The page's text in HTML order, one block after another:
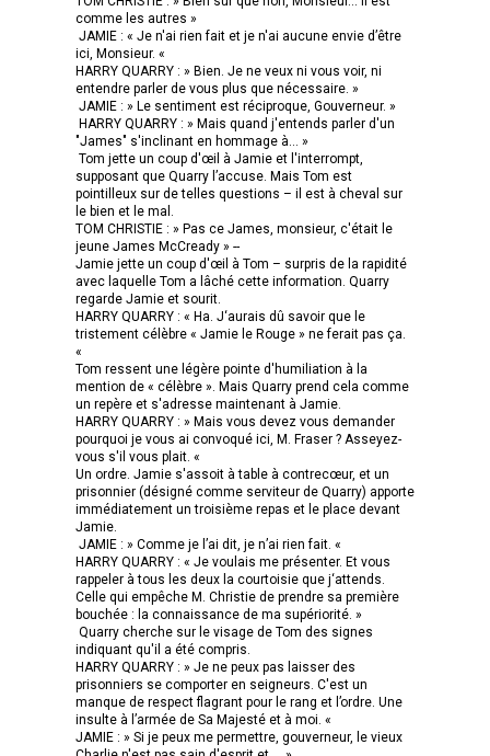
comme les autres »
JAMIE : « Je n'ai rien fait et je n'ai aucune envie d’être
ici, Monsieur. «
HARRY QUARRY : » Bien. Je ne veux ni vous voir, ni
entendre parler de vous plus que nécessaire. »
JAMIE : » Le sentiment est réciproque, Gouverneur. »
HARRY QUARRY : » Mais quand j'entends parler d'un
"James" s'inclinant en hommage à… »
Tom jette un coup d'œil à Jamie et l'interrompt,
supposant que Quarry l’accuse. Mais Tom est
pointilleux sur de telles questions – il est à cheval sur
le bien et le mal.
TOM CHRISTIE : » Pas ce James, monsieur, c'était le
jeune James McCready » --
Jamie jette un coup d'œil à Tom – surpris de la rapidité
avec laquelle Tom a lâché cette information. Quarry
regarde Jamie et sourit.
HARRY QUARRY : « Ha. J‘aurais dû savoir que le
tristement célèbre « Jamie le Rouge » ne ferait pas ça.
«
Tom ressent une légère pointe d'humiliation à la
mention de « célèbre ». Mais Quarry prend cela comme
un repère et s'adresse maintenant à Jamie.
HARRY QUARRY : » Mais vous devez vous demander
pourquoi je vous ai convoqué ici, M. Fraser ? Asseyez-
vous s'il vous plait. «
Un ordre. Jamie s'assoit à table à contrecœur, et un
prisonnier (désigné comme serviteur de Quarry) apporte
immédiatement un troisième repas et le place devant
Jamie.
JAMIE : » Comme je l’ai dit, je n’ai rien fait. «
HARRY QUARRY : « Je voulais me présenter. Et vous
rappeler à tous les deux la courtoisie que j‘attends.
Celle qui empêche M. Christie de prendre sa première
bouchée : la connaissance de ma supériorité. »
Quarry cherche sur le visage de Tom des signes
indiquant qu'il a été compris.
HARRY QUARRY : » Je ne peux pas laisser des
prisonniers se comporter en seigneurs. C'est un
manque de respect flagrant pour le rang et l’ordre. Une
insulte à l’armée de Sa Majesté et à moi. «
JAMIE : » Si je peux me permettre, gouverneur, le vieux